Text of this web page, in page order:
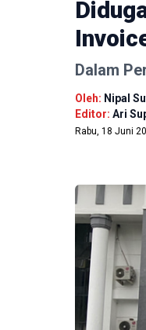
Dalam
Oleh: Nipal
Editor: Ari
Rabu, 18 Juni